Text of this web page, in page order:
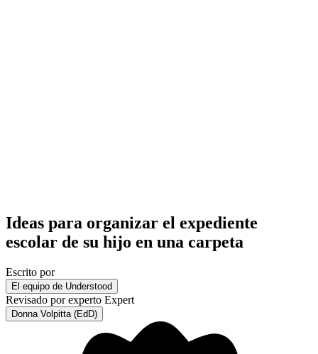
Ideas para organizar el expediente
escolar de su hijo en una carpeta
Escrito por
El equipo de Understood
Revisado por experto Expert
Donna Volpitta (EdD)